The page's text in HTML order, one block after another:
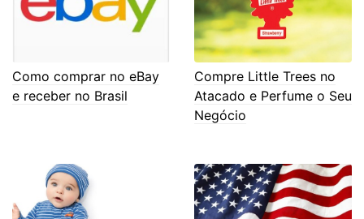
Como comprar no eBay
e receber no Brasil
Compre Little Trees no
Atacado e Perfume o Seu
Negócio